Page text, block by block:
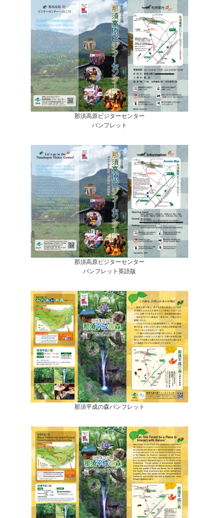
那須高原ビジターセンター
パンフレット
那須高原ビジターセンター
パンフレット英語版
那須平成の森パンフレット